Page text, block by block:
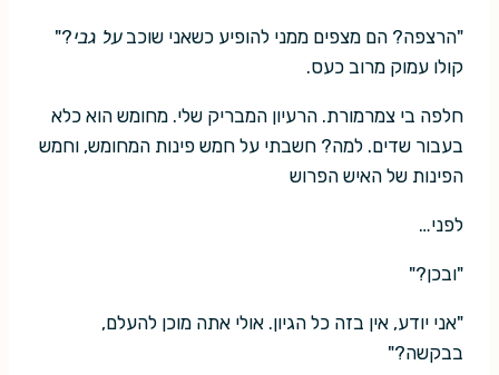
"הרצפה? הם מצפים ממני להופיע כשאני שוכבעל גבי?"
קולו עמוק מרוב כעס.
חלפה בי צמרמורת. הרעיון המבריק שלי. מחומש הוא כלא
בעבור שדים. למה? חשבתי על חמש פינות המחומש, וחמש
הפינות של האיש הפרוש
לפני…
"ובכן?"
"אני יודע, אין בזה כל הגיון. אולי אתה מוכן להעלם,
בבקשה?"